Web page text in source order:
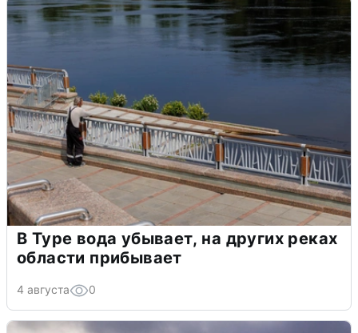
В Туре вода убывает, на других реках
области прибывает
4 августа 0